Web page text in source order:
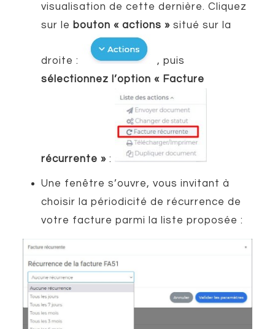
visualisation de cette dernière. Cliquez
sur le bouton « actions »situé sur la
droite :
, puis
sélectionnez l’option « Facture
récurrente » :
Une fenêtre s’ouvre, vous invitant à
choisir la périodicité de récurrence de
votre facture parmi la liste proposée :